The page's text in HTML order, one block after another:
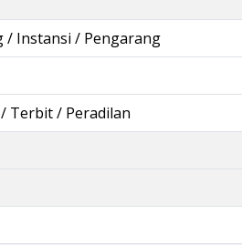
/ Instansi / Pengarang
Terbit / Peradilan